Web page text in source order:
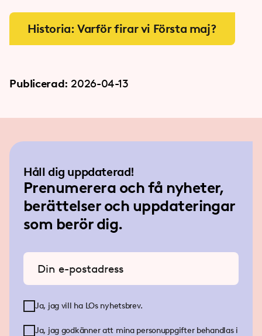
Historia: Varför firar vi Första maj?
Publicerad: 2026-04-13
Håll dig uppdaterad!
Prenumerera och få nyheter,
berättelser och uppdateringar
som berör dig.
Ange din e-postadress
Ja, jag vill ha LOs nyhetsbrev.
Ja, jag godkänner att mina personuppgifter behandlas i